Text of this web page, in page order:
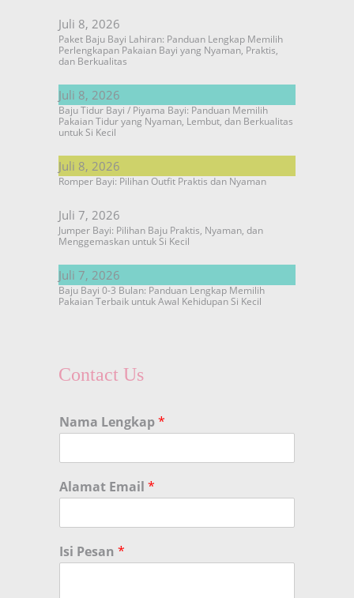
Juli 8, 2026
Paket Baju Bayi Lahiran: Panduan Lengkap Memilih
Perlengkapan Pakaian Bayi yang Nyaman, Praktis,
dan Berkualitas
Juli 8, 2026
Baju Tidur Bayi / Piyama Bayi: Panduan Memilih
Pakaian Tidur yang Nyaman, Lembut, dan Berkualitas
untuk Si Kecil
Juli 8, 2026
Romper Bayi: Pilihan Outfit Praktis dan Nyaman
Juli 7, 2026
Jumper Bayi: Pilihan Baju Praktis, Nyaman, dan
Menggemaskan untuk Si Kecil
Juli 7, 2026
Baju Bayi 0-3 Bulan: Panduan Lengkap Memilih
Pakaian Terbaik untuk Awal Kehidupan Si Kecil
Contact Us
Nama Lengkap*
Alamat Email *
Isi Pesan *